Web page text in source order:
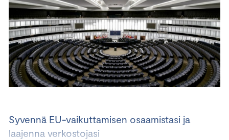
Syvennä EU-vaikuttamisen osaamistasi ja
laajenna verkostojasi